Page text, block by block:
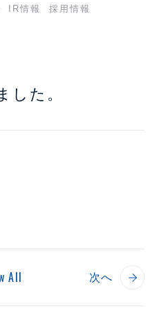
IR情報 採用情報
した。
All 次へ